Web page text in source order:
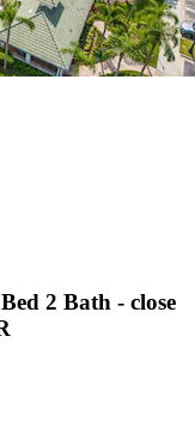
2 Bath - close